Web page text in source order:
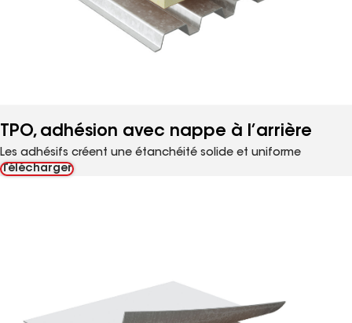
TPO, adhésion avec nappe à l’arrière
Les adhésifs créent une étanchéité solide et uniforme
Télécharger